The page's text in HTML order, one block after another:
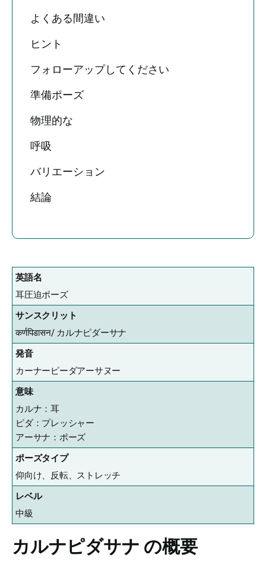
よくある間違い
ヒント
フォローアップしてください
準備ポーズ
物理的な
呼吸
バリエーション
結論
英語名
耳圧迫ポーズ
サンスクリット
कर्णपिडासन/ カルナピダーサナ
発音
カーナーピーダアーサヌー
意味
カルナ：耳
ピダ：プレッシャー
アーサナ：ポーズ
ポーズタイプ
仰向け、反転、ストレッチ
レベル
中級
カルナピダサナ の概要